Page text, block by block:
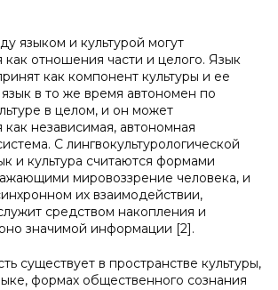
языком и культурой могут
как отношения части и целого. Язык
как компонент культуры и ее
в то же время автономен по
в целом, и он может
как независимая, автономная
С лингвокультурологической
и культура считаются формами
мировоззрение человека, и
их взаимодействии,
средством накопления и
значимой информации [2].
существует в пространстве культуры,
формах общественного сознания